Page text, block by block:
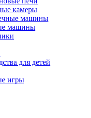
камеры
машины
машины
для детей
игры